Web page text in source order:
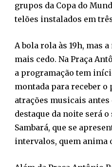
grupos da Copa do
telões instalados em
A bola rola às 19h, mas
mais cedo. Na Praça
a programação tem
montada para receber o
atrações musicais antes
destaque da noite será
Sambará, que se
intervalos, quem anima